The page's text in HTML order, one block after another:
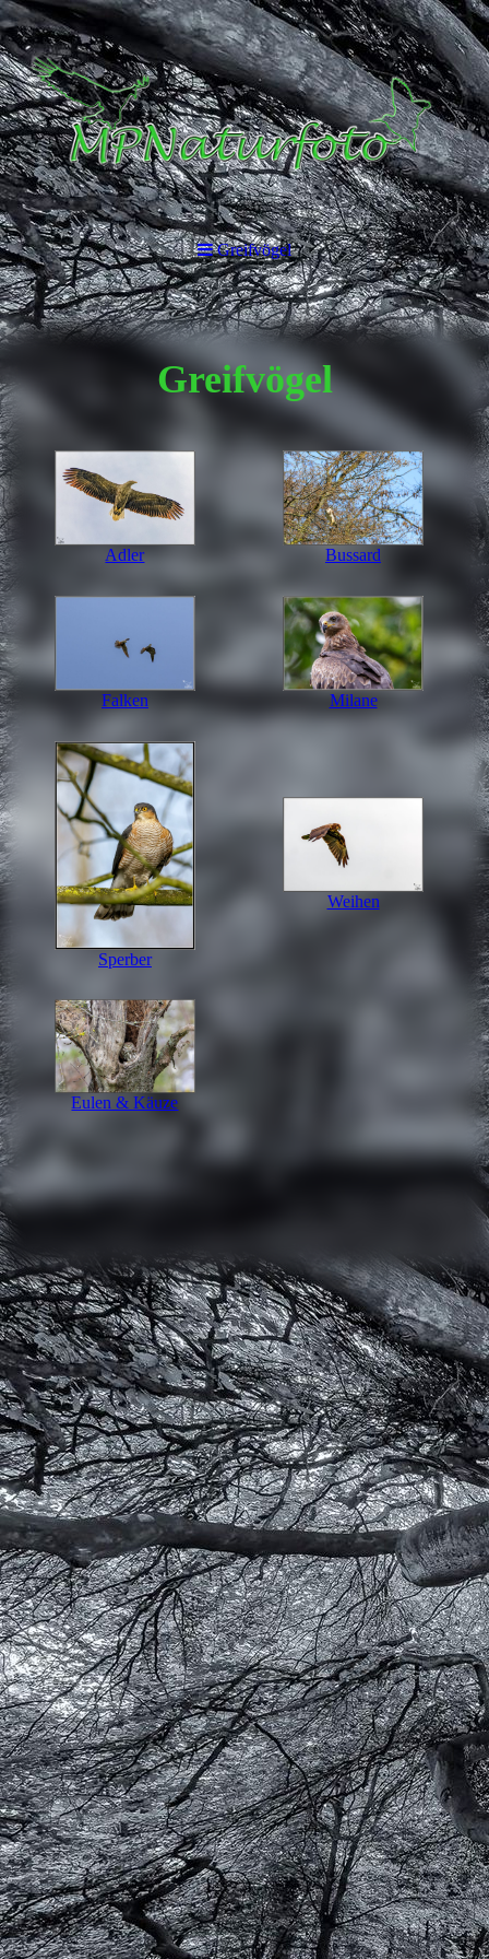
Greifvögel
Greifvögel
Adler Bussard
Falken Milane
Sperber
Weihen
Eulen & Käuze